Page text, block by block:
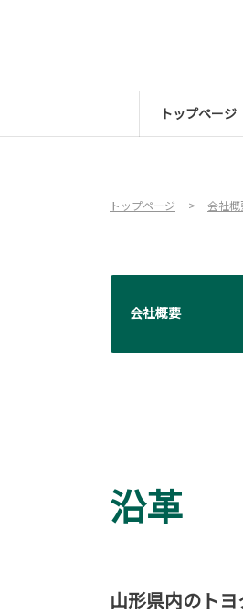
トップページ
トップページ 会社概
会社概要
沿革
山形県内のトヨ